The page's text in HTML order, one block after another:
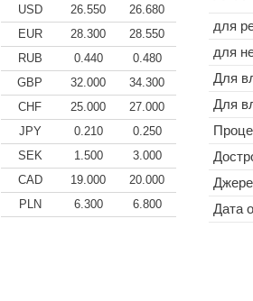
USD 26.550
26.680
EUR
28.300
28.550
RUB
0.440
0.480
GBP
32.000
34.300
CHF
25.000
27.000
JPY
0.210
0.250
SEK
1.500
3.000
CAD
19.000
20.000
PLN
6.300 6.800
для
для
Для
Для
Дата